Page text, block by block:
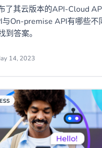
了其云版本的API-Cloud
On-premise API有哪些不
到答案。
14, 2023